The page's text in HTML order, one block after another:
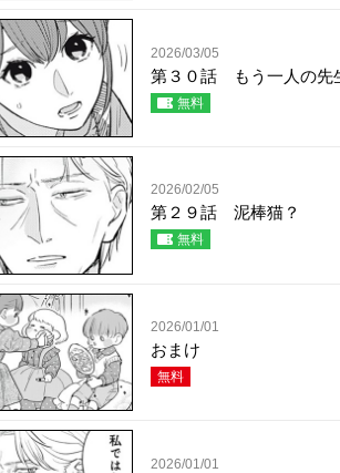
2026/03/05
第３０話 もう一人の先
無料
2026/02/05
第２９話 泥棒猫？
無料
2026/01/01
おまけ
無料
2026/01/01